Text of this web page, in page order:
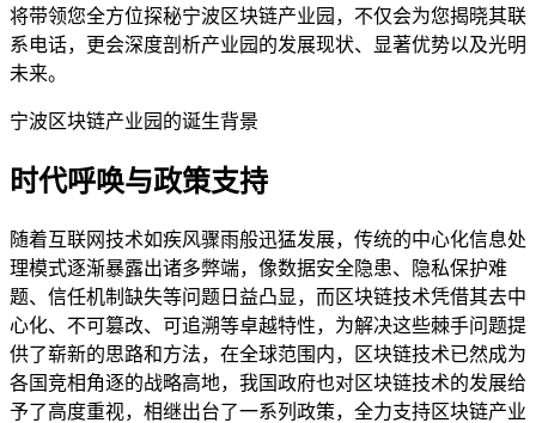
将带领您全方位探秘宁波区块链产业园，不仅会为您揭晓其联
系电话，更会深度剖析产业园的发展现状、显著优势以及光明
未来。
宁波区块链产业园的诞生背景
时代呼唤与政策支持
随着互联网技术如疾风骤雨般迅猛发展，传统的中心化信息处
理模式逐渐暴露出诸多弊端，像数据安全隐患、隐私保护难
题、信任机制缺失等问题日益凸显，而区块链技术凭借其去中
心化、不可篡改、可追溯等卓越特性，为解决这些棘手问题提
供了崭新的思路和方法，在全球范围内，区块链技术已然成为
各国竞相角逐的战略高地，我国政府也对区块链技术的发展给
予了高度重视，相继出台了一系列政策，全力支持区块链产业